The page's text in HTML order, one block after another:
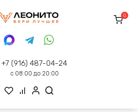
+7 (916) 487-04-24
с 08:00 до 20:00
0